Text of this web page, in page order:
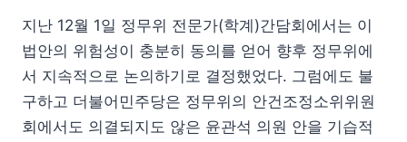
지난 12월 1일 정무위 전문가(학계)간담회에서는 이
법안의 위험성이 충분히 동의를 얻어 향후 정무위에
서 지속적으로 논의하기로 결정했었다. 그럼에도 불
구하고 더불어민주당은 정무위의 안건조정소위위원
회에서도 의결되지도 않은 윤관석 의원 안을 기습적